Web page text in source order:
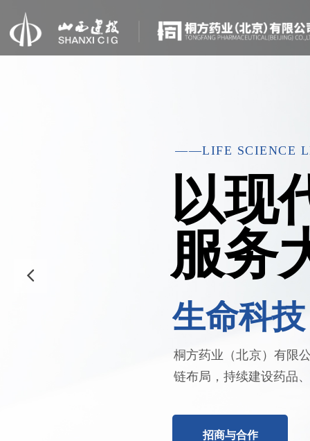
以现
服务
生命科
桐方药业（北京）有限
链布局，持续建设药品
——LIFE SCIENCE
招商与合作